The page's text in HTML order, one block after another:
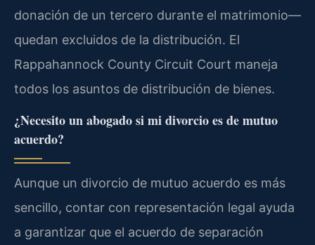
donación de un tercero durante el matrimonio—
quedan excluidos de la distribución. El
Rappahannock County Circuit Court maneja
todos los asuntos de distribución de bienes.
¿Necesito un abogado si mi divorcio es de mutuo
acuerdo?
Aunque un divorcio de mutuo acuerdo es más
sencillo, contar con representación legal ayuda
a garantizar que el acuerdo de separación